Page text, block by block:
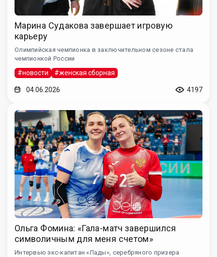
Марина Судакова завершает игровую
карьеру
Олимпийская чемпионка в заключительном сезоне стала
чемпионкой России
#новости #женская сборная
04.06.2026 4197
Ольга Фомина: «Гала-матч завершился
символичным для меня счетом»
Интервью экс-капитан «Лады», серебряного призера